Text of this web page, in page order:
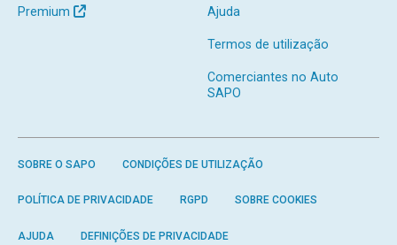
Premium Ajuda
Termos de utilização
Comerciantes no Auto
SAPO
SOBRE O SAPO CONDIÇÕES DE UTILIZAÇÃO
POLÍTICA DE PRIVACIDADE RGPD SOBRE COOKIES
AJUDA DEFINIÇÕES DE PRIVACIDADE